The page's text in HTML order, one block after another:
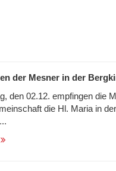
der Mesner in der
den 02.12. empfingen die
die Hl. Maria in